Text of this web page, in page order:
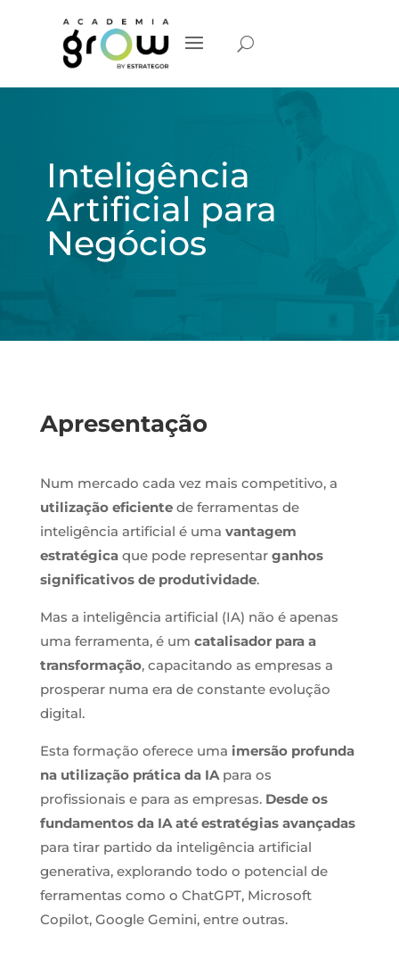
Inteligência
Artificial para
Negócios
Apresentação
Num mercado cada vez mais competitivo, a
utilização eficientede ferramentas de
inteligência artificial é uma vantagem
estratégicaque pode representar ganhos
significativos de produtividade.
Mas a inteligência artificial (IA) não é apenas
uma ferramenta, é um catalisador para a
transformação, capacitando as empresas a
prosperar numa era de constante evolução
digital.
Esta formação oferece uma imersão profunda
na utilização prática da IApara os
profissionais e para as empresas. Desde os
fundamentos da IA até estratégias avançadas
para tirar partido da inteligência artificial
generativa, explorando todo o potencial de
ferramentas como o ChatGPT, Microsoft
Copilot, Google Gemini, entre outras.